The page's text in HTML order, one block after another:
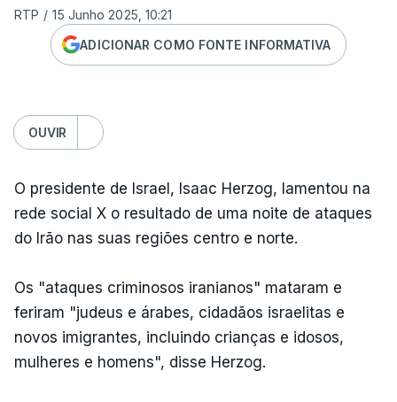
RTP / 15 Junho 2025, 10:21
ADICIONAR COMO FONTE INFORMATIVA
OUVIR
O presidente de Israel, Isaac Herzog, lamentou na
rede social X o resultado de uma noite de ataques
do Irão nas suas regiões centro e norte.
Os "ataques criminosos iranianos" mataram e
feriram "judeus e árabes, cidadãos israelitas e
novos imigrantes, incluindo crianças e idosos,
mulheres e homens", disse Herzog.